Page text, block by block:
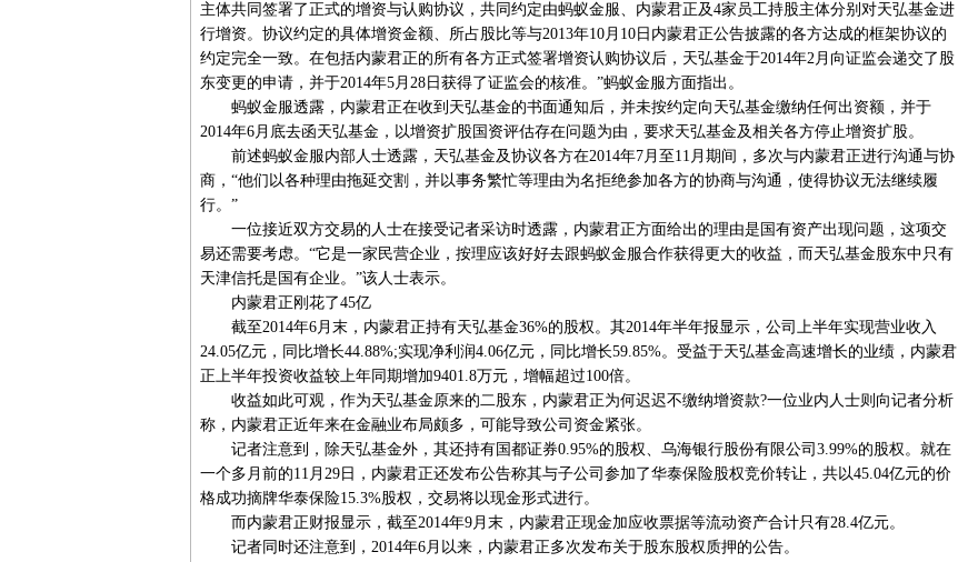
主体共同签署了正式的增资与认购协议，共同约定由蚂蚁金服、内蒙君正及4家员工持股主体分别对天弘基金进
行增资。协议约定的具体增资金额、所占股比等与2013年10月10日内蒙君正公告披露的各方达成的框架协议的
约定完全一致。在包括内蒙君正的所有各方正式签署增资认购协议后，天弘基金于2014年2月向证监会递交了股
东变更的申请，并于2014年5月28日获得了证监会的核准。”蚂蚁金服方面指出。
蚂蚁金服透露，内蒙君正在收到天弘基金的书面通知后，并未按约定向天弘基金缴纳任何出资额，并于
2014年6月底去函天弘基金，以增资扩股国资评估存在问题为由，要求天弘基金及相关各方停止增资扩股。
前述蚂蚁金服内部人士透露，天弘基金及协议各方在2014年7月至11月期间，多次与内蒙君正进行沟通与协
商，“他们以各种理由拖延交割，并以事务繁忙等理由为名拒绝参加各方的协商与沟通，使得协议无法继续履
行。”
一位接近双方交易的人士在接受记者采访时透露，内蒙君正方面给出的理由是国有资产出现问题，这项交
易还需要考虑。“它是一家民营企业，按理应该好好去跟蚂蚁金服合作获得更大的收益，而天弘基金股东中只有
天津信托是国有企业。”该人士表示。
内蒙君正刚花了45亿
截至2014年6月末，内蒙君正持有天弘基金36%的股权。其2014年半年报显示，公司上半年实现营业收入
24.05亿元，同比增长44.88%;实现净利润4.06亿元，同比增长59.85%。受益于天弘基金高速增长的业绩，内蒙君
正上半年投资收益较上年同期增加9401.8万元，增幅超过100倍。
收益如此可观，作为天弘基金原来的二股东，内蒙君正为何迟迟不缴纳增资款?一位业内人士则向记者分析
称，内蒙君正近年来在金融业布局颇多，可能导致公司资金紧张。
记者注意到，除天弘基金外，其还持有国都证券0.95%的股权、乌海银行股份有限公司3.99%的股权。就在
一个多月前的11月29日，内蒙君正还发布公告称其与子公司参加了华泰保险股权竞价转让，共以45.04亿元的价
格成功摘牌华泰保险15.3%股权，交易将以现金形式进行。
而内蒙君正财报显示，截至2014年9月末，内蒙君正现金加应收票据等流动资产合计只有28.4亿元。
记者同时还注意到，2014年6月以来，内蒙君正多次发布关于股东股权质押的公告。